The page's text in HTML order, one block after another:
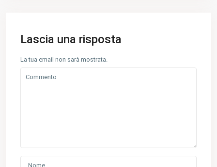
Lascia una risposta
La tua email non sarà mostrata.